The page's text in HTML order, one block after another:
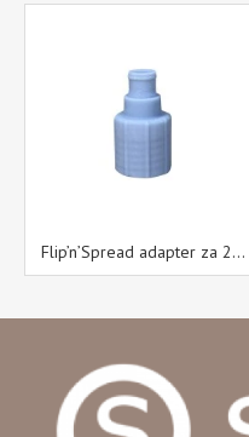
Flip’n’Spread adapter za 29 oz kartuše S22